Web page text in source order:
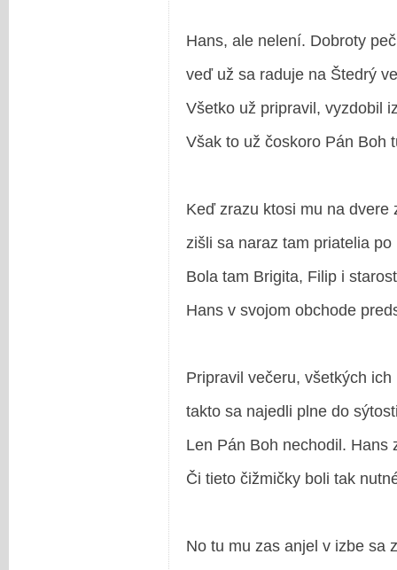
Hans, ale nelení. Dobroty
veď už sa raduje na Štedrý
Všetko už pripravil, vyzdobil
Však to už čoskoro Pán Boh
Keď zrazu ktosi mu na dvere
zišli sa naraz tam priatelia po
Bola tam Brigita, Filip i
Hans v svojom obchode
Pripravil večeru, všetkých ich
takto sa najedli plne do
Len Pán Boh nechodil. Hans
Či tieto čižmičky boli tak
No tu mu zas anjel v izbe sa